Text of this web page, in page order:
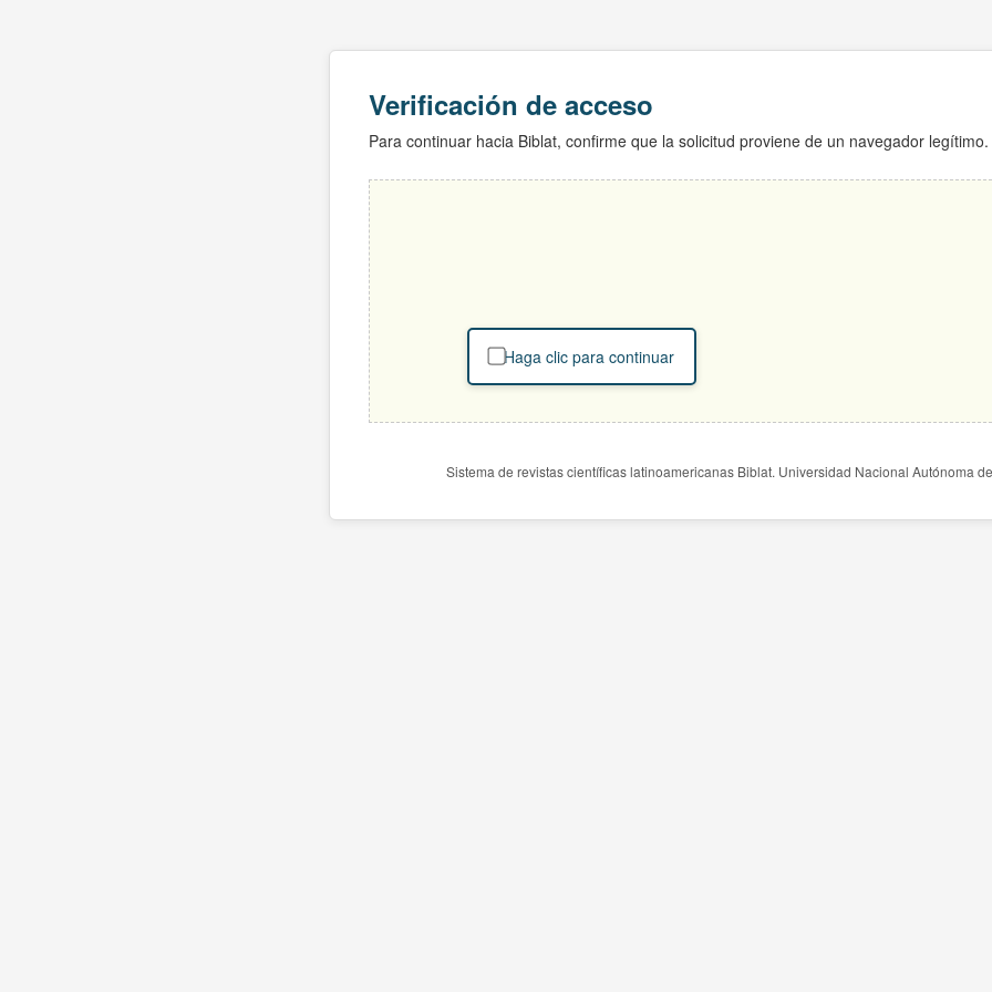
Verificación de acceso
Para continuar hacia Biblat, confirme que la solicitud proviene de un navegador legítimo.
Haga clic para continuar
Sistema de revistas científicas latinoamericanas Biblat. Universidad Nacional Autónoma